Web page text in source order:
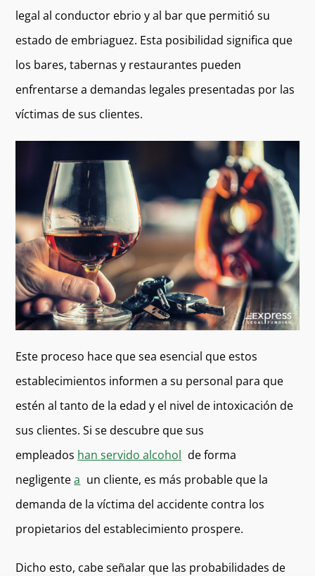
legal al conductor ebrio y al bar que permitió su
estado de embriaguez. Esta posibilidad significa que
los bares, tabernas y restaurantes pueden
enfrentarse a demandas legales presentadas por las
víctimas de sus clientes.
Este proceso hace que sea esencial que estos
establecimientos informen a su personal para que
estén al tanto de la edad y el nivel de intoxicación de
sus clientes. Si se descubre que sus
empleados han servido alcohol de forma
negligentea un cliente, es más probable que la
demanda de la víctima del accidente contra los
propietarios del establecimiento prospere.
Dicho esto, cabe señalar que las probabilidades de